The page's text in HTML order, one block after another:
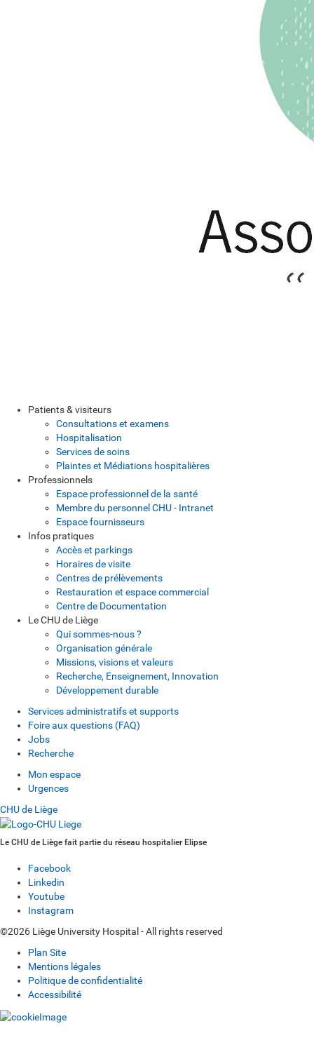
Patients & visiteurs
Consultations et examens
Hospitalisation
Services de soins
Plaintes et Médiations hospitalières
Professionnels
Espace professionnel de la santé
Membre du personnel CHU - Intranet
Espace fournisseurs
Infos pratiques
Accès et parkings
Horaires de visite
Centres de prélèvements
Restauration et espace commercial
Centre de Documentation
Le CHU de Liège
Qui sommes-nous ?
Organisation générale
Missions, visions et valeurs
Recherche, Enseignement, Innovation
Développement durable
Services administratifs et supports
Foire aux questions (FAQ)
Jobs
Recherche
Mon espace
Urgences
CHU de Liège
Le CHU de Liège fait partie du réseau hospitalier Elipse
Facebook
Linkedin
Youtube
Instagram
©2026 Liège University Hospital - All rights reserved
Plan Site
Mentions légales
Politique de confidentialité
Accessibilité